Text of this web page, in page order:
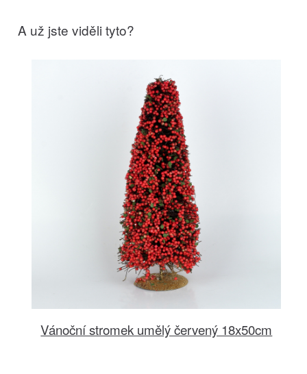
A už jste viděli tyto?
Vánoční stromek umělý červený 18x50cm